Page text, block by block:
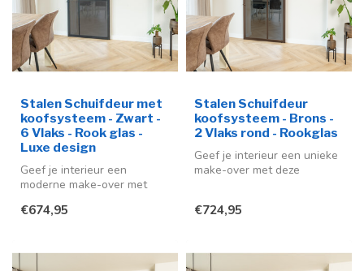
Stalen Schuifdeur met
koofsysteem - Zwart -
6 Vlaks - Rook glas -
Luxe design
Geef je interieur een
moderne make-over met
schuifdeur me...
€674,95
Stalen Schuifdeur
koofsysteem - Brons -
2 Vlaks rond - Rookglas
Geef je interieur een unieke
make-over met deze
€724,95